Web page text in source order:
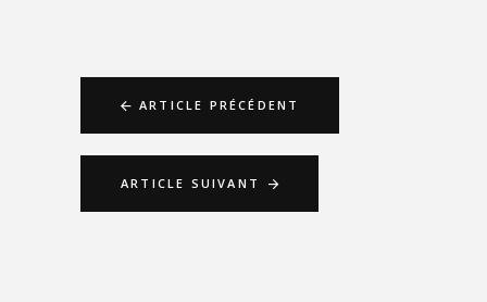
ARTICLE PRÉCÉDENT
ARTICLE SUIVANT